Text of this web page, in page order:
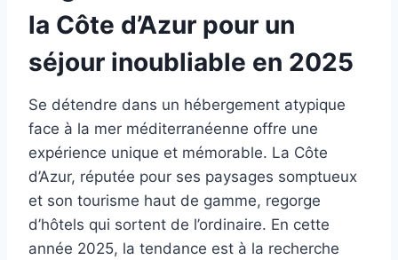
la Côte d’Azur pour un
séjour inoubliable en 2025
Se détendre dans un hébergement atypique
face à la mer méditerranéenne offre une
expérience unique et mémorable. La Côte
d’Azur, réputée pour ses paysages somptueux
et son tourisme haut de gamme, regorge
d’hôtels qui sortent de l’ordinaire. En cette
année 2025, la tendance est à la recherche